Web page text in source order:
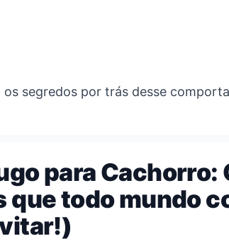
segredos por trás desse
para Cachorro:
que todo mundo